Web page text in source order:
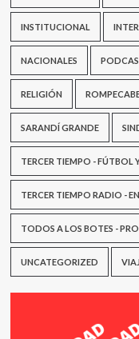
INSTITUCIONAL
NACIONALES
RELIGIÓN
SARANDÍ GRANDE
TERCER TIEMPO - FÚTBOL
TERCER TIEMPO RADIO -
TODOS A LOS BOTES -
UNCATEGORIZED